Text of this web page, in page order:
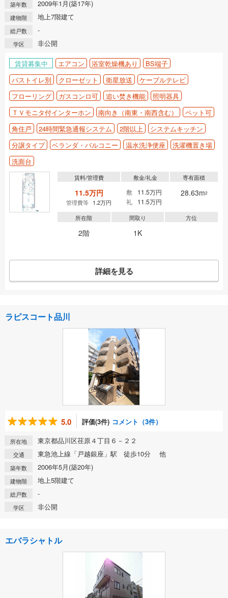
築年数 2009年1月(築17年)
建物階 地上7階建て
総戸数 -
学区 非公開
賃貸募集中 エアコン 浴室乾燥機あり
BS端子
バストイレ別
クローゼット 衛星放送
ケーブルテレビ
フローリング
ガスコンロ可 追い焚き機能
照明器具
ＴＶモニタ付インターホン
南向き（南東・南西含む）
ペット可
角住戸
24時間緊急通報システム 2階以上
システムキッチン
分譲タイプ
ベランダ・バルコニー 温水洗浄便座
洗濯機置き場
洗面台
賃料/管理費
11.5万円
管理費等 1.2万円
敷金/礼金
敷
11.5万円
礼
11.5万円
専有面積
28.63m2
所在階
2階
間取り
1K
方位
詳細を見る
ラピスコート品川
5.0 評価(3件) コメント（3件）
所在地 東京都品川区荏原４丁目６－２２
交通 東急池上線「戸越銀座」駅 徒歩10分 他
築年数 2006年5月(築20年)
建物階 地上5階建て
総戸数 -
学区 非公開
エバラシャトル